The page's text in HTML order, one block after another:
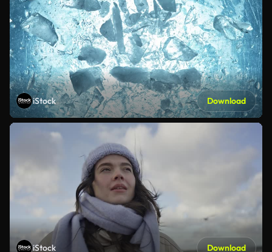
iStock Download
iStock Download